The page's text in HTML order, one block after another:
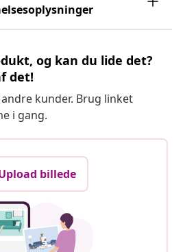
og kan du lide det?
det!
kunder. Brug linket
i gang.
billede